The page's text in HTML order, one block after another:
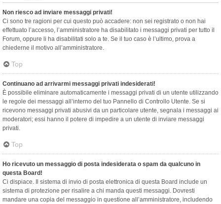
Non riesco ad inviare messaggi privati!
Ci sono tre ragioni per cui questo può accadere: non sei registrato o non hai
effettuato l’accesso, l’amministratore ha disabilitato i messaggi privati per tutto il
Forum, oppure li ha disabilitati solo a te. Se il tuo caso è l’ultimo, prova a
chiederne il motivo all’amministratore.
Top
Continuano ad arrivarmi messaggi privati indesiderati!
È possibile eliminare automaticamente i messaggi privati ​​di un utente utilizzando
le regole dei messaggi all’interno del tuo Pannello di Controllo Utente. Se si
ricevono messaggi privati ​​abusivi da un particolare utente, segnala i messaggi ai
moderatori; essi hanno il potere di impedire a un utente di inviare messaggi
privati​​.
Top
Ho ricevuto un messaggio di posta indesiderata o spam da qualcuno in
questa Board!
Ci dispiace. Il sistema di invio di posta elettronica di questa Board include un
sistema di protezione per risalire a chi manda questi messaggi. Dovresti
mandare una copia del messaggio in questione all’amministratore, includendo